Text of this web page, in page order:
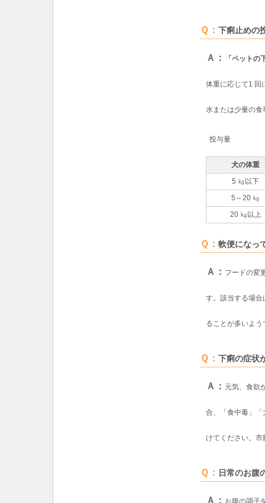
Ｑ： 下痢止めの
Ａ： 「ペットの
体重に応じて1 回
水または少量の
投与量
犬の体重
5 ㎏以下
5～20 ㎏
20 ㎏以上
Ｑ： 軟便になっ
Ａ： フードの変
す。該当する場
ることが多いよう
Ｑ： 下痢の症状
Ａ： 元気、食欲
合、「食中毒」
けてください。
Ｑ： 日常のお腹
Ａ： お腹の調子